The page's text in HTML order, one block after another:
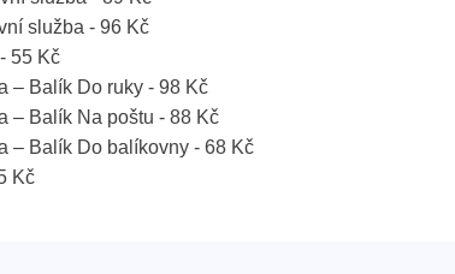
služba - 96 Kč
55 Kč
– Balík Do ruky - 98 Kč
– Balík Na poštu - 88 Kč
– Balík Do balíkovny - 68 Kč
Kč